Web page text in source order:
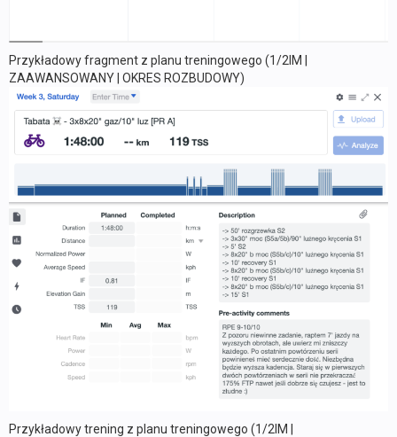
Przykładowy fragment z planu treningowego (1/2IM |
ZAAWANSOWANY | OKRES ROZBUDOWY)
Przykładowy trening z planu treningowego (1/2IM |